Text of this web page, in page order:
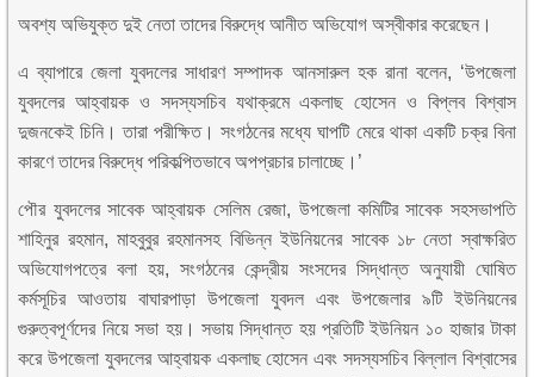
অবশ্য অভিযুক্ত দুই নেতা তাদের বিরুদ্ধে আনীত অভিযোগ অস্বীকার করেছেন।
এ ব্যাপারে জেলা যুবদলের সাধারণ সম্পাদক আনসারুল হক রানা বলেন, ‘উপজেলা
যুবদলের আহ্বায়ক ও সদস্যসচিব যথাক্রমে একলাছ হোসেন ও বিপ্লব বিশ্বাস
দুজনকেই চিনি। তারা পরীক্ষিত। সংগঠনের মধ্যে ঘাপটি মেরে থাকা একটি চক্র বিনা
কারণে তাদের বিরুদ্ধে পরিকল্পিতভাবে অপপ্রচার চালাচ্ছে।’
পৌর যুবদলের সাবেক আহ্বায়ক সেলিম রেজা, উপজেলা কমিটির সাবেক সহসভাপতি
শাহিনুর রহমান, মাহবুবুর রহমানসহ বিভিন্ন ইউনিয়নের সাবেক ১৮ নেতা স্বাক্ষরিত
অভিযোগপত্রে বলা হয়, সংগঠনের কেন্দ্রীয় সংসদের সিদ্ধান্ত অনুযায়ী ঘোষিত
কর্মসূচির আওতায় বাঘারপাড়া উপজেলা যুবদল এবং উপজেলার ৯টি ইউনিয়নের
গুরুত্বপূর্ণদের নিয়ে সভা হয়। সভায় সিদ্ধান্ত হয় প্রতিটি ইউনিয়ন ১০ হাজার টাকা
করে উপজেলা যুবদলের আহ্বায়ক একলাছ হোসেন এবং সদস্যসচিব বিল্লাল বিশ্বাসের